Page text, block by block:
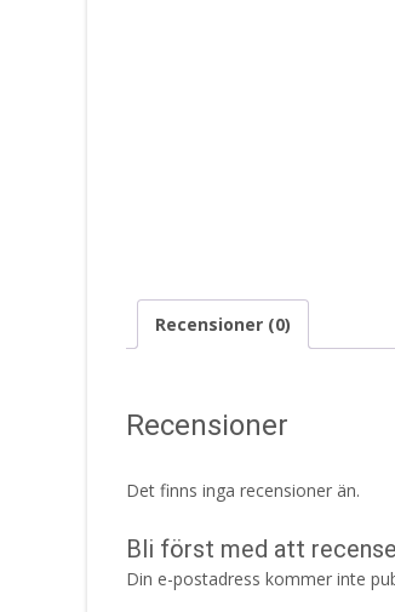
Recensioner (0)
Recensioner
Det finns inga recensioner än.
Bli först med att
Din e-postadress kommer inte